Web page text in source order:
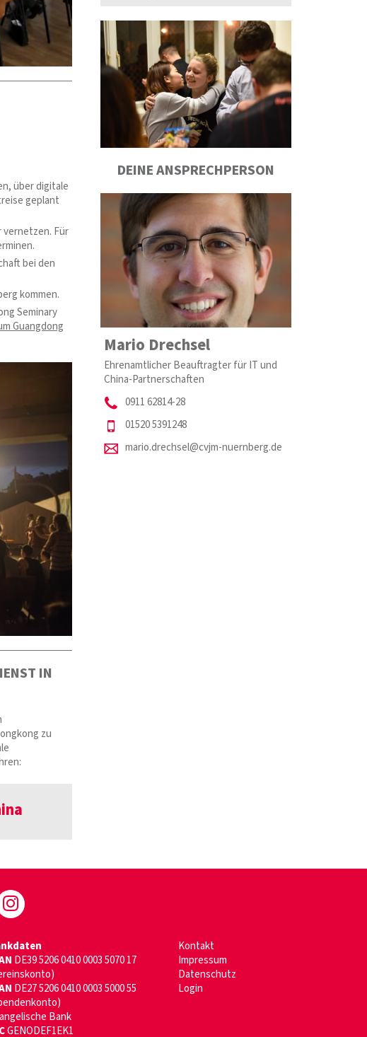
über digitale
geplant
vernetzen. Für
bei den
kommen.
Seminary
Guangdong
IN
zu
DEINE ANSPRECHPERSON
Mario Drechsel
Ehrenamtlicher Beauftragter für IT und
China-Partnerschaften
0911 62814-28
01520 5391248
mario.drechsel@cvjm-nuernberg.de
DE39 5206 0410 0003 5070 17
DE27 5206 0410 0003 5000 55
Bank
GENODEF1EK1
Kontakt
Impressum
Datenschutz
Login